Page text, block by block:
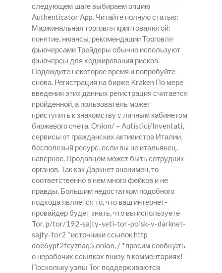
следующем шаге выбираем опцию
Authenticator App. Читайте полную статью:
Маржинальная торговля криптовалютой:
понятие, нюансы, рекомендации Торговля
фьючерсами Трейдеры обычно используют
фьючерсы для хеджирования рисков.
Подождите некоторое время и попробуйте
снова. Регистрация на бирже Kraken По мере
введения этих данных регистрация считается
пройденной, а пользователь может
приступить к знакомству с личным кабинетом
биржевого счета. Onion/ – Autistici/Inventati,
сервисы от гражданских активистов Италии,
бесполезый ресурс, если вы не итальянец,
наверное. Продавцом может быть сотрудник
органов. Так как Даркнет анонимен, то
соответственно в нем много фейков и не
правды. Большим недостатком подобного
подхода является то, что ваш интернет-
провайдер будет знать, что вы используете
Tor. p/tor/192-sajty-seti-tor-poisk-v-darknet-
sajty-tor2 *источники ссылок http
doe6ypf2fcyznaq5.onion, / *просим сообщать
о нерабочих ссылках внизу в комментариях!
Поскольку узлы Tor поддерживаются